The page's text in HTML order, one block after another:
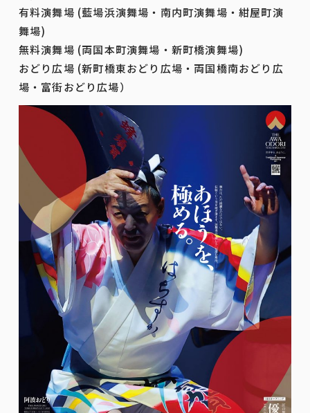
有料演舞場 (藍場浜演舞場・南内町演舞場・紺屋町演
舞場)
無料演舞場 (両国本町演舞場・新町橋演舞場)
おどり広場 (新町橋東おどり広場・両国橋南おどり広
場・富街おどり広場）